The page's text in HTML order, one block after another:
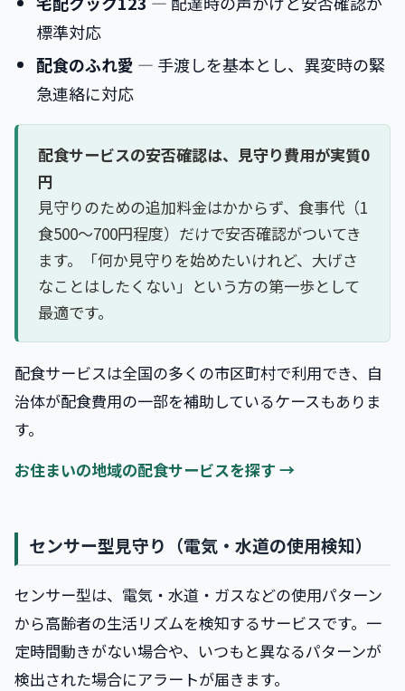
標準対応
配食のふれ愛 ― 手渡しを基本とし、異変時の緊
急連絡に対応
配食サービスの安否確認は、見守り費用が実質0
円
見守りのための追加料金はかからず、食事代（1
食500〜700円程度）だけで安否確認がついてき
ます。「何か見守りを始めたいけれど、大げさ
なことはしたくない」という方の第一歩として
最適です。
配食サービスは全国の多くの市区町村で利用でき、自
治体が配食費用の一部を補助しているケースもありま
す。
お住まいの地域の配食サービスを探す →
センサー型見守り（電気・水道の使用検知）
センサー型は、電気・水道・ガスなどの使用パターン
から高齢者の生活リズムを検知するサービスです。一
定時間動きがない場合や、いつもと異なるパターンが
検出された場合にアラートが届きます。